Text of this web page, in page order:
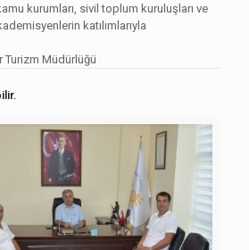
kurumları, sivil toplum kuruluşları ve
katılımlarıyla
Turizm Müdürlüğü